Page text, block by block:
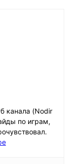
канала (Nodir
по играм,